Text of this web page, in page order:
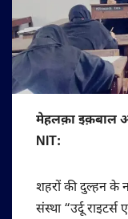
मेहलक़ा इक़बाल
NIT:
शहरों की दुल्हन के
संस्था “उर्दू